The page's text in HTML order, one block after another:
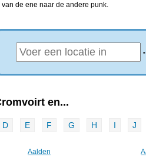
de ene naar de andere punk.
en...
D E F G H I J
Aalden